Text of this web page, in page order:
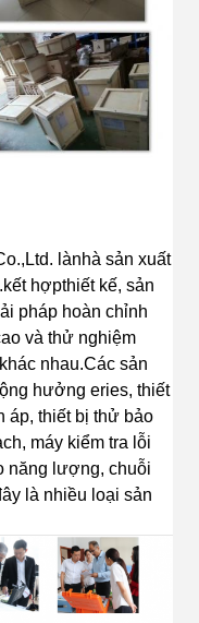
lànhà sản xuất
kết hợpthiết kế, sản
pháp hoàn chỉnh
và thử nghiệm
nhau.Các sản
hưởng eries, thiết
áp, thiết bị thử bảo
máy kiểm tra lỗi
năng lượng, chuỗi
là nhiều loại sản